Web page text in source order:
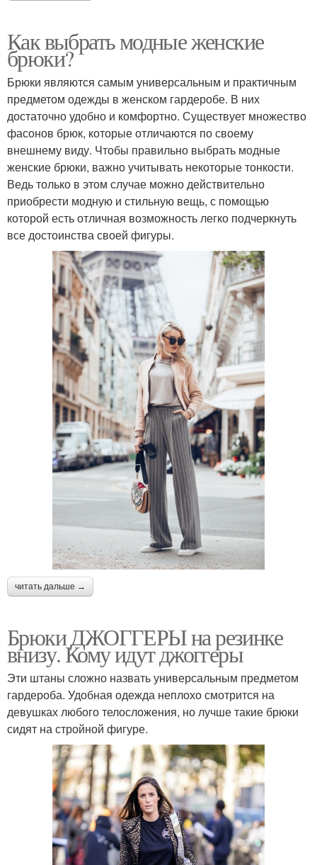
Как выбрать модные женские
брюки?
Брюки являются самым универсальным и практичным
предметом одежды в женском гардеробе. В них
достаточно удобно и комфортно. Существует множество
фасонов брюк, которые отличаются по своему
внешнему виду. Чтобы правильно выбрать модные
женские брюки, важно учитывать некоторые тонкости.
Ведь только в этом случае можно действительно
приобрести модную и стильную вещь, с помощью
которой есть отличная возможность легко подчеркнуть
все достоинства своей фигуры.
читать дальше →
Брюки ДЖОГГЕРЫ на резинке
внизу. Кому идут джоггеры
Эти штаны сложно назвать универсальным предметом
гардероба. Удобная одежда неплохо смотрится на
девушках любого телосложения, но лучше такие брюки
сидят на стройной фигуре.